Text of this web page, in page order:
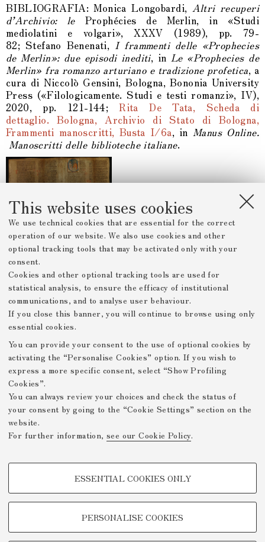
This website uses cookies
We use technical cookies that are essential for the correct
operation of our website. We also use cookies and other
optional tracking tools that may be activated only with your
consent.
Cookies and other optional tracking tools are used for
statistical analysis, to ensure the efficacy of institutional
communications, and to analyse user behaviour.
If you close this banner, you will continue to browse using only
essential cookies.
You can provide your consent to the use of optional cookies by
activating the “Personalise Cookies” option. If you wish to
express a more specific consent, select “Show Profiling
Cookies”.
You can always review your choices and check the status of
your consent by going to the “Cookie Settings” section on the
website.
For further information, see our Cookie Policy.
PROFILING COOKIES - OPTIONAL
Show profiling cookies
ESSENTIAL COOKIES ONLY
PERSONALISE COOKIES
BIBLIOGRAFIA: Monica Longobardi, Altri recuperi
d’Archivio: leProphécies de Merlin, in «Studi
mediolatini e volgari», XXXV (1989), pp. 79-
82; Stefano Benenati, I frammenti delle «Prophecies
de Merlin»: due episodi inediti, in Le «Prophecies de
Merlin» fra romanzo arturiano e tradizione profetica, a
cura di Niccolò Gensini, Bologna, Bononia University
Press («Filologicamente. Studi e testi romanzi», IV),
2020, pp. 121-144;Rita De Tata, Scheda di
dettaglio. Bologna, Archivio di Stato di Bologna,
Frammenti manoscritti, Busta I/6a, inManus Online.
Manoscritti delle biblioteche italiane.
Bo2a, cc. 2v-1r
Bo2a, cc. 1v-2r
Privacy Policy -Legal Notes -Github
/DH.arc - Digital Humanities
Advanced Research Centre
About -Projects -Contacts
© Copyright (c) 2021 by /DH.arc - Digital